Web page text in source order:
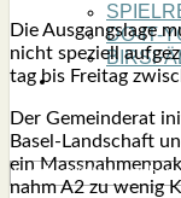
DO-IT-
SHOUT­BOX
Die Aus­gangs­la­ge
nicht spe­zi­ell
tag bis Frei­tag
Der Gemein­de­rat
Basel-Land­schaft
ein
nahm A2 zu wenig